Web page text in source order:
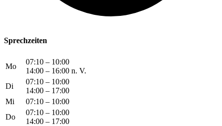
Sprechzeiten
Mo
07:10 – 10:00
14:00 – 16:00 n. V.
Di
07:10 – 10:00
14:00 – 17:00
Mi
07:10 – 10:00
Do
07:10 – 10:00
14:00 – 17:00